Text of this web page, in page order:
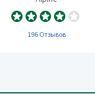
196 Отзывов